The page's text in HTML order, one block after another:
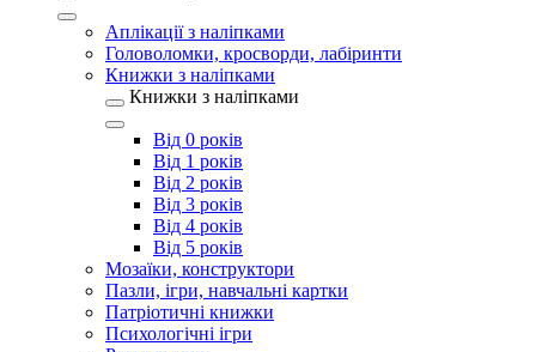
Аплікації з наліпками
Головоломки, кросворди, лабіринти
Книжки з наліпками
Книжки з наліпками
Від 0 років
Від 1 років
Від 2 років
Від 3 років
Від 4 років
Від 5 років
Мозаїки, конструктори
Пазли, ігри, навчальні картки
Патріотичні книжки
Психологічні ігри